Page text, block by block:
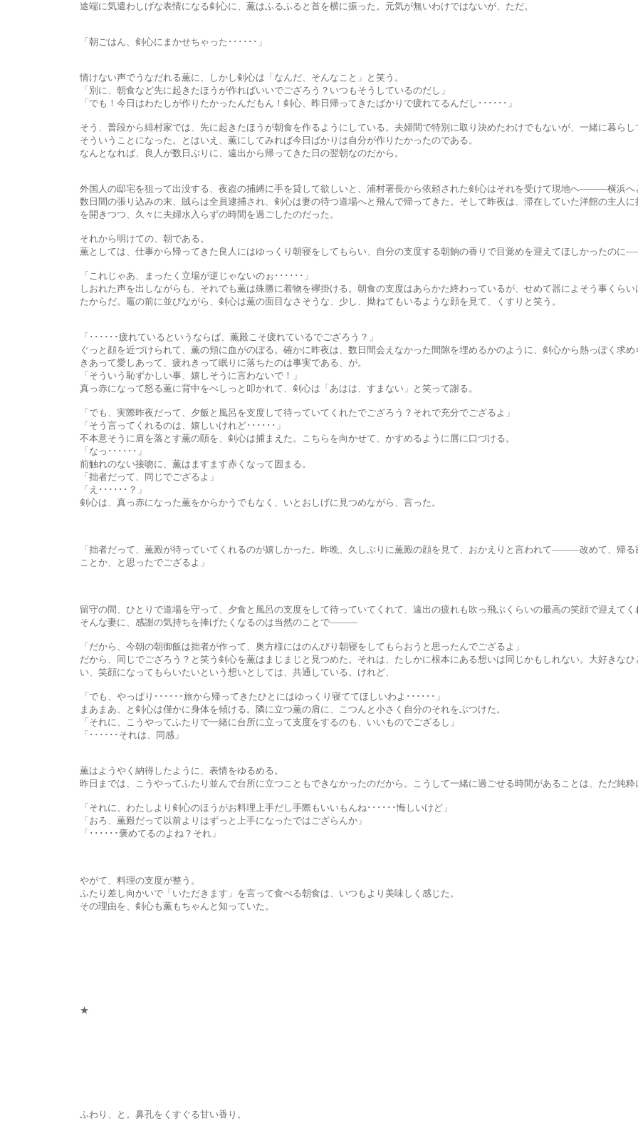
途端に気遣わしげな表情になる剣心に、薫はふるふると首を横に振った。元気が無いわけではないが、ただ。
「朝ごはん、剣心にまかせちゃった･･････」
情けない声でうなだれる薫に、しかし剣心は「なんだ、そんなこと」と笑う。
「別に、朝食など先に起きたほうが作ればいいでござろう？いつもそうしているのだし」
「でも！今日はわたしが作りたかったんだもん！剣心、昨日帰ってきたばかりで疲れてるんだし･･････」
そう、普段から緋村家では、先に起きたほうが朝食を作るようにしている。夫婦間で特別に取り決めたわけでもないが、一緒に暮らし
そういうことになった。とはいえ、薫にしてみれば今日ばかりは自分が作りたかったのである。
なんとなれば、良人が数日ぶりに、遠出から帰ってきた日の翌朝なのだから。
外国人の邸宅を狙って出没する、夜盗の捕縛に手を貸して欲しいと、浦村署長から依頼された剣心はそれを受けて現地へ―――横浜へと
数日間の張り込みの末、賊らは全員逮捕され、剣心は妻の待つ道場へと飛んで帰ってきた。そして昨夜は、滞在していた洋館の主人に
を開きつつ、久々に夫婦水入らずの時間を過ごしたのだった。
それから明けての、朝である。
薫としては、仕事から帰ってきた良人にはゆっくり朝寝をしてもらい、自分の支度する朝餉の香りで目覚めを迎えてほしかったのに
「これじゃあ、まったく立場が逆じゃないのぉ･･････」
しおれた声を出しながらも、それでも薫は殊勝に着物を襷掛ける。朝食の支度はあらかた終わっているが、せめて器によそう事くらい
たからだ。竈の前に並びながら、剣心は薫の面目なさそうな、少し、拗ねてもいるような顔を見て、くすりと笑う。
「･･････疲れているというならば、薫殿こそ疲れているでござろう？」
ぐっと顔を近づけられて、薫の頬に血がのぼる。確かに昨夜は、数日間会えなかった間隙を埋めるかのように、剣心から熱っぽく求め
きあって愛しあって、疲れきって眠りに落ちたのは事実である、が。
「そういう恥ずかしい事、嬉しそうに言わないで！」
真っ赤になって怒る薫に背中をべしっと叩かれて、剣心は「あはは、すまない」と笑って謝る。
「でも、実際昨夜だって、夕飯と風呂を支度して待っていてくれたでござろう？それで充分でござるよ」
「そう言ってくれるのは、嬉しいけれど･･････」
不本意そうに肩を落とす薫の頤を、剣心は捕まえた。こちらを向かせて、かすめるように唇に口づける。
「なっ･･････」
前触れのない接吻に、薫はますます赤くなって固まる。
「拙者だって、同じでござるよ」
「え･･････？」
剣心は、真っ赤になった薫をからかうでもなく、いとおしげに見つめながら、言った。
「拙者だって、薫殿が待っていてくれるのが嬉しかった。昨晩、久しぶりに薫殿の顔を見て、おかえりと言われて―――改めて、帰る家
ことか、と思ったでござるよ」
留守の間、ひとりで道場を守って、夕食と風呂の支度をして待っていてくれて、遠出の疲れも吹っ飛ぶくらいの最高の笑顔で迎えてく
そんな妻に、感謝の気持ちを捧げたくなるのは当然のことで―――
「だから、今朝の朝御飯は拙者が作って、奥方様にはのんびり朝寝をしてもらおうと思ったんでござるよ」
だから、同じでござろう？と笑う剣心を薫はまじまじと見つめた。それは、たしかに根本にある想いは同じかもしれない。大好きなひ
い、笑顔になってもらいたいという想いとしては、共通している。けれど、
「でも、やっぱり･･････旅から帰ってきたひとにはゆっくり寝ててほしいわよ･･････」
まあまあ、と剣心は僅かに身体を傾ける。隣に立つ薫の肩に、こつんと小さく自分のそれをぶつけた。
「それに、こうやってふたりで一緒に台所に立って支度をするのも、いいものでござるし」
「･･････それは、同感」
薫はようやく納得したように、表情をゆるめる。
昨日までは、こうやってふたり並んで台所に立つこともできなかったのだから。こうして一緒に過ごせる時間があることは、ただ純粋に
「それに、わたしより剣心のほうがお料理上手だし手際もいいもんね･･････悔しいけど」
「おろ、薫殿だって以前よりはずっと上手になったではござらんか」
「･･････褒めてるのよね？それ」
やがて、料理の支度が整う。
ふたり差し向かいで「いただきます」を言って食べる朝食は、いつもより美味しく感じた。
その理由を、剣心も薫もちゃんと知っていた。
★
ふわり、と。鼻孔をくすぐる甘い香り。